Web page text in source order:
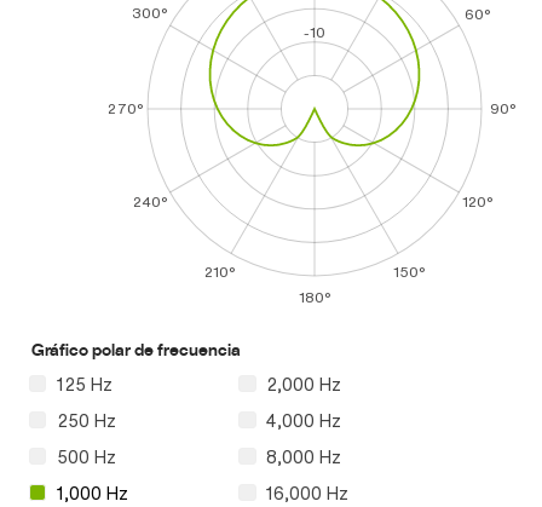
60°
90°
120°
150°
180°
210°
240°
270°
300°
-10
Gráfico polar de frecuencia
125 Hz
250 Hz
500 Hz
1,000 Hz
2,000 Hz
4,000 Hz
8,000 Hz
16,000 Hz